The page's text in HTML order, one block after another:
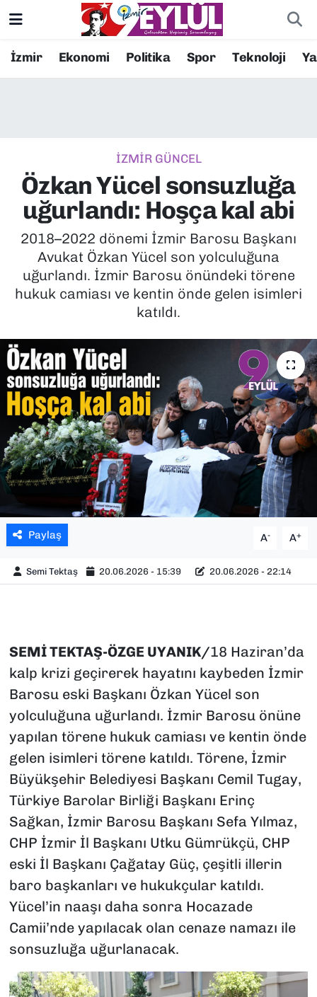
İzmir Ekonomi Politika Spor Teknoloji
İZMİR GÜNCEL
Özkan Yücel sonsuzluğa
uğurlandı: Hoşça kal abi
2018–2022 dönemi İzmir Barosu Başkanı
Avukat Özkan Yücel son yolculuğuna
uğurlandı. İzmir Barosu önündeki törene
hukuk camiası ve kentin önde gelen isimleri
katıldı.
Paylaş A- A+
Semi Tektaş 20.06.2026 - 15:39 20.06.2026 - 22:14
SEMİ TEKTAŞ-ÖZGE UYANIK/18 Haziran’da
kalp krizi geçirerek hayatını kaybeden İzmir
Barosu eski Başkanı Özkan Yücel son
yolculuğuna uğurlandı. İzmir Barosu önüne
yapılan törene hukuk camiası ve kentin önde
gelen isimleri törene katıldı. Törene, İzmir
Büyükşehir Belediyesi Başkanı Cemil Tugay,
Türkiye Barolar Birliği Başkanı Erinç
Sağkan, İzmir Barosu Başkanı Sefa Yılmaz,
CHP İzmir İl Başkanı Utku Gümrükçü, CHP
eski İl Başkanı Çağatay Güç, çeşitli illerin
baro başkanları ve hukukçular katıldı.
Yücel’in naaşı daha sonra Hocazade
Camii’nde yapılacak olan cenaze namazı ile
sonsuzluğa uğurlanacak.
Resmi İlanlar
EKONOMİ
KÜLTÜR SANAT
MAGAZİN
SAĞLIK
SPOR
TEKNOLOJİ
YAŞAM
YEREL YÖNETİMLER
Konak Nöbetçi Eczaneler
Süper Lig Puan Durumu ve Fikstür
Tüm Manşetler
Son Dakika Haberleri
Haber Arşivi